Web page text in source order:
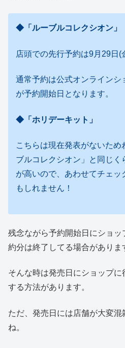
◆「ルーブルコレクシオン」
店頭での先行予約は9月29日(
通常予約は公式オンラインシ
が予約開始日となります。
◆「ホリデーキット」
こちらは現在発表がないた
ブルコレクシオン」と同じく
が高いので、あわせてチェ
もしれません！
残念ながら予約開始日にショ
約分は終了してる場合がありま
そんな時は発売日にショップ
する方法があります。
ただ、発売日には店舗が大変
ね。